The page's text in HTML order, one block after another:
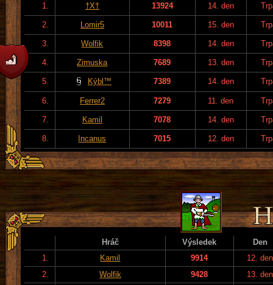
1.
†X† 13924 14. den
2. Lomir5 10011 15. den
3. Wolfik 8398 14. den
4. Zimuska 7689 13. den
5. Kýbl™ 7389 14. den
6. Ferrer2 7279 11. den
7. Kamil 7078 14. den
8. Incanus 7015 12. den
Hráč Výsledek
Den
1.
Kamil 9914
12. den
2.
Wolfik 9428
13. den